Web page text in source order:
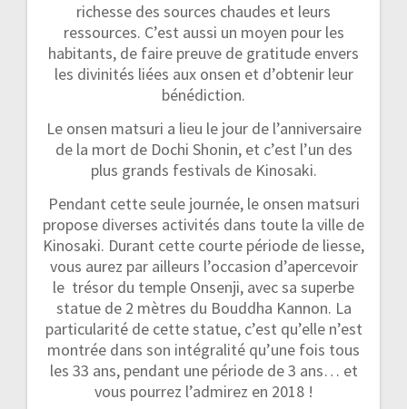
richesse des sources chaudes et leurs
ressources. C’est aussi un moyen pour les
habitants, de faire preuve de gratitude envers
les divinités liées aux onsen et d’obtenir leur
bénédiction.
Le onsen matsuri a lieu le jour de l’anniversaire
de la mort de Dochi Shonin, et c’est l’un des
plus grands festivals de Kinosaki.
Pendant cette seule journée, le onsen matsuri
propose diverses activités dans toute la ville de
Kinosaki. Durant cette courte période de liesse,
vous aurez par ailleurs l’occasion d’apercevoir
le trésor du temple Onsenji, avec sa superbe
statue de 2 mètres du Bouddha Kannon. La
particularité de cette statue, c’est qu’elle n’est
montrée dans son intégralité qu’une fois tous
les 33 ans, pendant une période de 3 ans… et
vous pourrez l’admirez en 2018 !